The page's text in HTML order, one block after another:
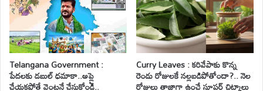
Telangana Government :
పేదలకు డబుల్ ధమాకా..అప్లై
చేయకపోతే వెంటనే చేసుకోండి..
Curry Leaves : కరివేపాకు కొన్న
రెండు రోజులకే నల్లబడిపోతోందా?.. నెల
రోజులు తాజాగా ఉంచే సూపర్ చిట్కాలు